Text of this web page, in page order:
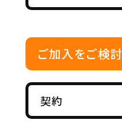
ご加入をご検
契約